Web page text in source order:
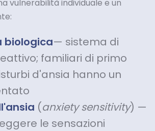
vulnerabilità individuale e un
biologica— sistema di
familiari di primo
d'ansia hanno un
(anxiety sensitivity) —
le sensazioni